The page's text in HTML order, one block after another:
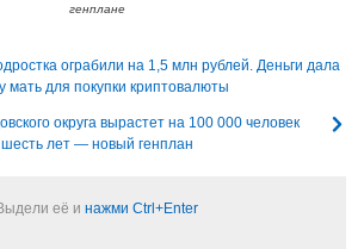
генплане
ограбили на 1,5 млн рублей. Деньги дала
мать для покупки криптовалюты
округа вырастет на 100 000 человек
шесть лет — новый генплан
её и нажми Ctrl+Enter